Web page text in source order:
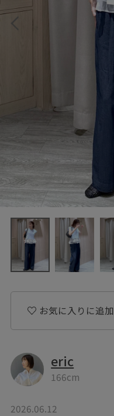
お気に入りに追加
eric
166cm
2026.06.12